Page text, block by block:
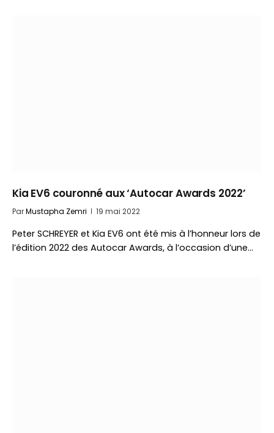
Kia EV6 couronné aux ‘Autocar Awards 2022’
ParMustapha Zemri 19 mai 2022
Peter SCHREYER et Kia EV6 ont été mis à l’honneur lors de
l’édition 2022 des Autocar Awards, à l’occasion d’une…